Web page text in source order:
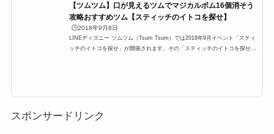
【ツムツム】口が見えるツムでマジカルボム16個消そう
攻略おすすめツム【スティッチのイトコを探せ】
🕒️2018年9月8日
LINEディズニー ツムツム（Tsum Tsum）では2018年9月イベント「スティ
ッチのイトコを探せ」が開催されます。その「スティッチのイトコを探せ」
が見えるツムを使って1プレ...
スポンサードリンク